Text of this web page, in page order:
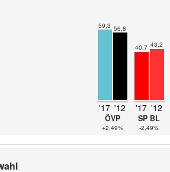
59,3 56,8
'17 '12
ÖVP
+2,49%
40,7 43,2
'17 '12
SP BL
-2,49%